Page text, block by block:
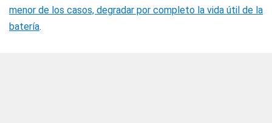
menor de los casos, degradar por completo la vida útil de la
batería.